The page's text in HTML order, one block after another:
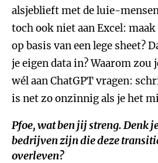
alsjeblieft met de luie-
toch ook niet aan Excel:
op basis van een lege sheet?
je eigen data in? Waarom zou
wél aan ChatGPT vragen:
is net zo onzinnig als je het
Pfoe, wat ben jij streng. Denk
bedrijven zijn die deze
overleven?